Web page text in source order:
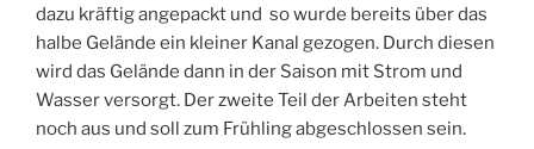
dazu kräftig angepackt und so wurde bereits über das
halbe Gelände ein kleiner Kanal gezogen. Durch diesen
wird das Gelände dann in der Saison mit Strom und
Wasser versorgt. Der zweite Teil der Arbeiten steht
noch aus und soll zum Frühling abgeschlossen sein.